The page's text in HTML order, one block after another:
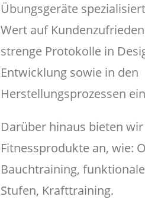
Übungsgeräte
Wert auf
strenge Protokolle in
Entwicklung sowie in den
Herstellungsprozessen
Darüber hinaus bieten
Fitnessprodukte an, wie:
Bauchtraining,
Stufen, Krafttraining.